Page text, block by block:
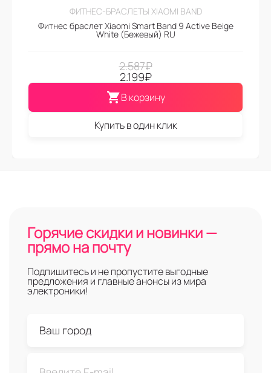
ФИТНЕС-БРАСЛЕТЫ XIAOMI BAND
Фитнес браслет Xiaomi Smart Band 9 Active Beige
White (Бежевый) RU
2.587₽
2.199₽
В корзину
Купить в один клик
Горячие скидки и новинки —
прямо на почту
Подпишитесь и не пропустите выгодные
предложения и главные анонсы из мира
электроники!